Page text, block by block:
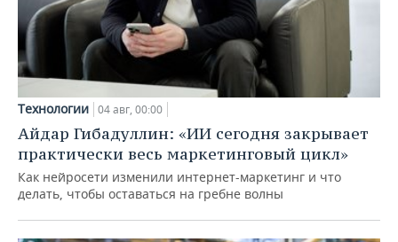
Технологии 04 авг, 00:00
Айдар Гибадуллин: «ИИ сегодня закрывает
практически весь маркетинговый цикл»
Как нейросети изменили интернет-маркетинг и что
делать, чтобы оставаться на гребне волны